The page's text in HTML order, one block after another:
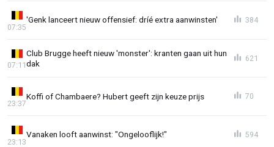
'Genk lanceert nieuw offensief: dríé extra aanwinsten'
07:35
384
Club Brugge heeft nieuw 'monster': kranten gaan uit hun
dak
07:11
621
Koffi of Chambaere? Hubert geeft zijn keuze prijs
23:37
70
Vanaken looft aanwinst: "Ongelooflijk!"
23:13
594